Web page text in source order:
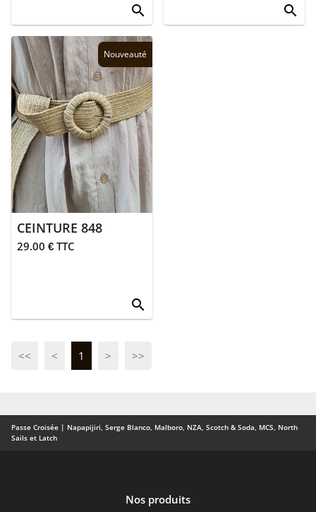
search search
Nouveauté
CEINTURE 848
29.00 € TTC
search
<< < 1 > >>
Passe Croisée | Napapijiri, Serge Blanco, Malboro, NZA, Scotch & Soda, MCS, North
Sails et Latch
Nos produits